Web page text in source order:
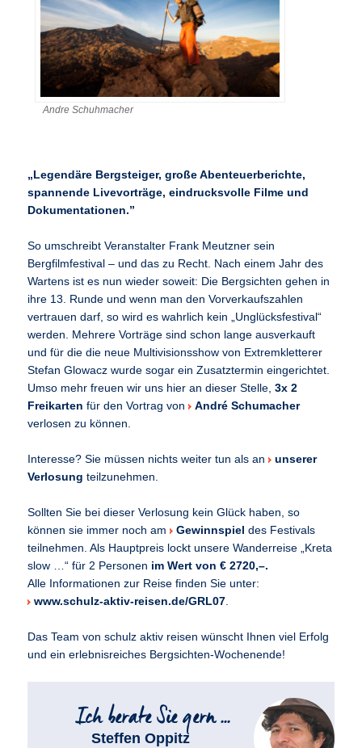
Andre Schuhmacher
„Legendäre Bergsteiger, große Abenteuerberichte,
spannende Livevorträge, eindrucksvolle Filme und
Dokumentationen.”
So umschreibt Veranstalter Frank Meutzner sein
Bergfilmfestival – und das zu Recht. Nach einem Jahr des
Wartens ist es nun wieder soweit: Die Bergsichten gehen in
ihre 13. Runde und wenn man den Vorverkaufszahlen
vertrauen darf, so wird es wahrlich kein „Unglücksfestival“
werden. Mehrere Vorträge sind schon lange ausverkauft
und für die die neue Multivisionsshow von Extremkletterer
Stefan Glowacz wurde sogar ein Zusatztermin eingerichtet.
Umso mehr freuen wir uns hier an dieser Stelle,3x 2
Freikarten für den Vortrag von André Schumacher
verlosen zu können.
Interesse? Sie müssen nichts weiter tun als an unserer
Verlosung teilzunehmen.
Sollten Sie bei dieser Verlosung kein Glück haben, so
können sie immer noch am Gewinnspiel des Festivals
teilnehmen. Als Hauptpreis lockt unsere Wanderreise „Kreta
slow …“ für 2 Personen im Wert von € 2720,–.
Alle Informationen zur Reise finden Sie unter:
www.schulz-aktiv-reisen.de/GRL07.
Das Team von schulz aktiv reisen wünscht Ihnen viel Erfolg
und ein erlebnisreiches Bergsichten-Wochenende!
Steffen Oppitz